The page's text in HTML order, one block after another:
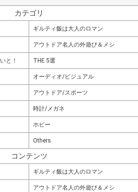
カテゴリ
ギルティ飯は大人のロマン
アウトドア名人の外遊び＆メシ
と！ THE 5選
オーディオ/ビジュアル
アウトドア/スポーツ
時計/メガネ
ホビー
Others
コンテンツ
ギルティ飯は大人のロマン
アウトドア名人の外遊び＆メシ